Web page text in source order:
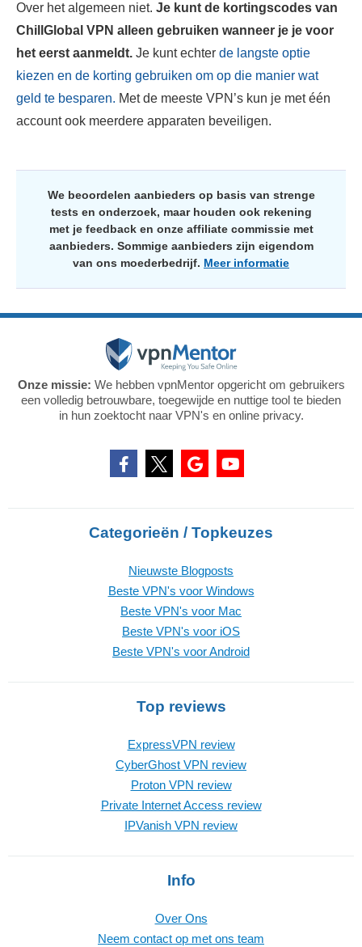
Over het algemeen niet. Je kunt de kortingscodes van
ChillGlobal VPN alleen gebruiken wanneer je je voor
het eerst aanmeldt. Je kunt echter de langste optie
kiezen en de korting gebruiken om op die manier wat
geld te besparen. Met de meeste VPN’s kun je met één
account ook meerdere apparaten beveiligen.
We beoordelen aanbieders op basis van strenge
tests en onderzoek, maar houden ook rekening
met je feedback en onze affiliate commissie met
aanbieders. Sommige aanbieders zijn eigendom
van ons moederbedrijf. Meer informatie
Onze missie: We hebben vpnMentor opgericht om gebruikers
een volledig betrouwbare, toegewijde en nuttige tool te bieden
in hun zoektocht naar VPN's en online privacy.
Categorieën / Topkeuzes
Nieuwste Blogposts
Beste VPN's voor Windows
Beste VPN's voor Mac
Beste VPN's voor iOS
Beste VPN's voor Android
Top reviews
ExpressVPN review
CyberGhost VPN review
Proton VPN review
Private Internet Access review
IPVanish VPN review
Info
Over Ons
Neem contact op met ons team